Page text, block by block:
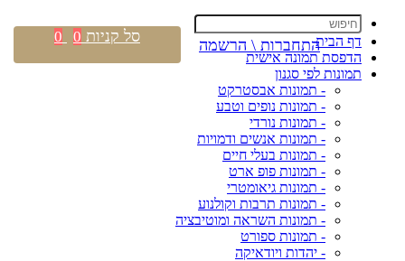
דף הבית
הדפסת תמונה אישית
תמונות לפי סגנון
- תמונות אבסטרקט
- תמונות נופים וטבע
- תמונות נורדי
- תמונות אנשים ודמויות
- תמונות בעלי חיים
- תמונות פופ ארט
- תמונות גיאומטרי
- תמונות תרבות וקולנוע
- תמונות השראה ומוטיבציה
- תמונות ספורט
- יהדות ויודאיקה
התחברות \ הרשמה סל קניות 0
0